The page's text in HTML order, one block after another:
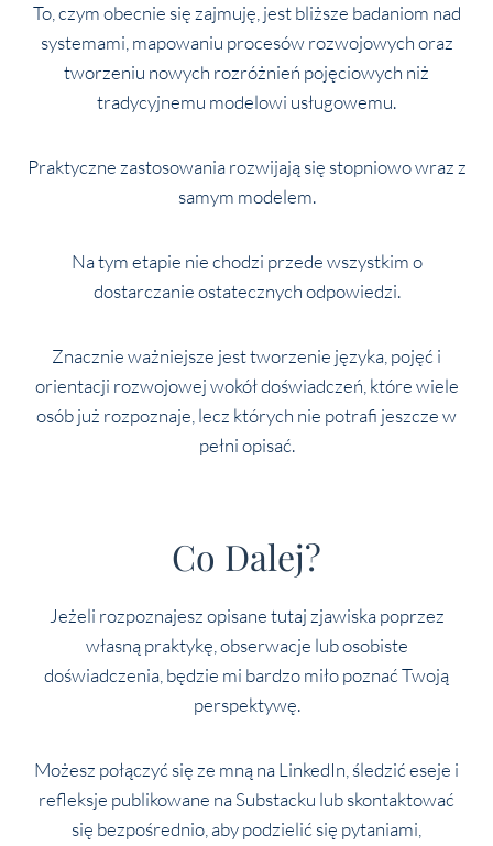
To, czym obecnie się zajmuję, jest bliższe badaniom nad
systemami, mapowaniu procesów rozwojowych oraz
tworzeniu nowych rozróżnień pojęciowych niż
tradycyjnemu modelowi usługowemu.
Praktyczne zastosowania rozwijają się stopniowo wraz z
samym modelem.
Na tym etapie nie chodzi przede wszystkim o
dostarczanie ostatecznych odpowiedzi.
Znacznie ważniejsze jest tworzenie języka, pojęć i
orientacji rozwojowej wokół doświadczeń, które wiele
osób już rozpoznaje, lecz których nie potrafi jeszcze w
pełni opisać.
Co Dalej?
Jeżeli rozpoznajesz opisane tutaj zjawiska poprzez
własną praktykę, obserwacje lub osobiste
doświadczenia, będzie mi bardzo miło poznać Twoją
perspektywę.
Możesz połączyć się ze mną na LinkedIn, śledzić eseje i
refleksje publikowane na Substacku lub skontaktować
się bezpośrednio, aby podzielić się pytaniami,